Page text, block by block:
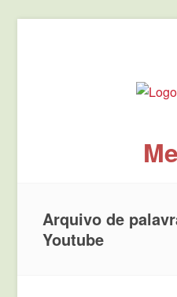
Arquivo de
Youtube